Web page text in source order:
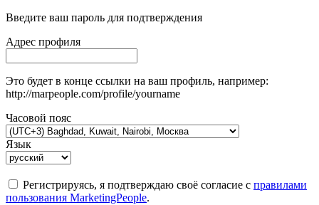
Введите ваш пароль для подтверждения
Адрес профиля
Это будет в конце ссылки на ваш профиль, например:
http://marpeople.com/profile/yourname
Часовой пояс
Язык
Регистрируясь, я подтверждаю своё согласие с правилами
пользования MarketingPeople.